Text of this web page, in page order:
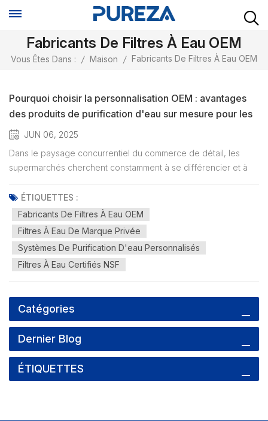
Fabricants De Filtres À Eau OEM
Vous Êtes Dans : / Maison / Fabricants De Filtres À Eau OEM
Pourquoi choisir la personnalisation OEM : avantages
des produits de purification d'eau sur mesure pour les
grands supermarchés
JUN 06, 2025
Dans le paysage concurrentiel du commerce de détail, les
supermarchés cherchent constamment à se différencier et à
répondre aux besoins changeants de leurs clients. Une
stratégie efficace consiste à s'associer à Fabricants de filtres à
eau OEM Développer des produits de purification d'eau sur
mesure...
ÉTIQUETTES :
Fabricants De Filtres À Eau OEM
Filtres À Eau De Marque Privée
Systèmes De Purification D'eau Personnalisés
Filtres À Eau Certifiés NSF
Catégories
Dernier Blog
ÉTIQUETTES